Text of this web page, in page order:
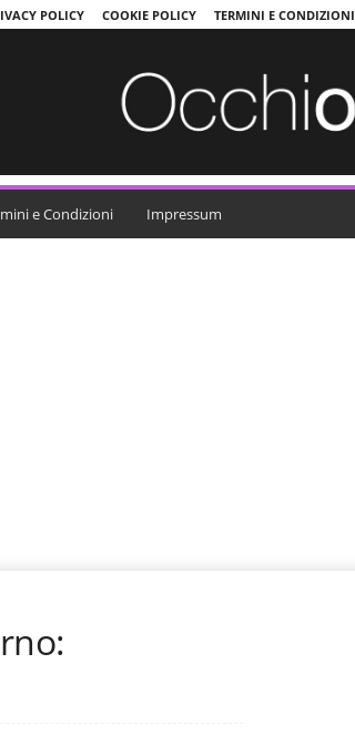
POLICY COOKIE POLICY TERMINI E CONDIZIONI
e Condizioni Impressum